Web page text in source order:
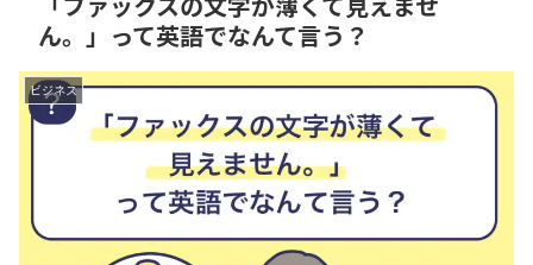
ん。」って英語でなんて言う？
ビジネス